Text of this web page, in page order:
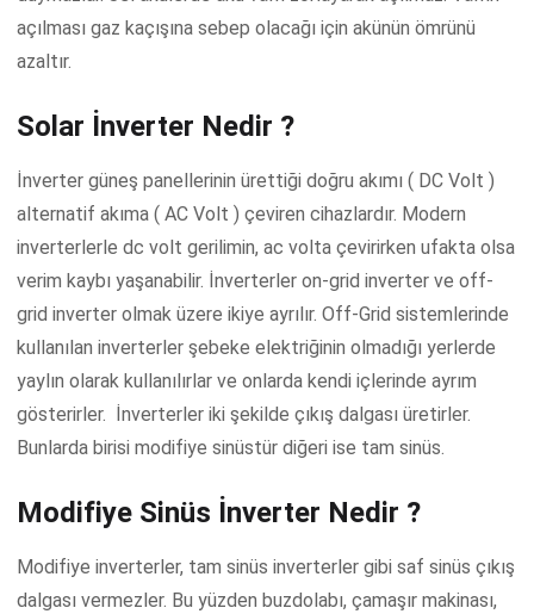
açılması gaz kaçışına sebep olacağı için akünün ömrünü
azaltır.
Solar İnverter Nedir ?
İnverter güneş panellerinin ürettiği doğru akımı ( DC Volt )
alternatif akıma ( AC Volt ) çeviren cihazlardır. Modern
inverterlerle dc volt gerilimin, ac volta çevirirken ufakta olsa
verim kaybı yaşanabilir. İnverterler on-grid inverter ve off-
grid inverter olmak üzere ikiye ayrılır. Off-Grid sistemlerinde
kullanılan inverterler şebeke elektriğinin olmadığı yerlerde
yaylın olarak kullanılırlar ve onlarda kendi içlerinde ayrım
gösterirler. İnverterler iki şekilde çıkış dalgası üretirler.
Bunlarda birisi modifiye sinüstür diğeri ise tam sinüs.
Modifiye Sinüs İnverter Nedir ?
Modifiye inverterler, tam sinüs inverterler gibi saf sinüs çıkış
dalgası vermezler. Bu yüzden buzdolabı, çamaşır makinası,